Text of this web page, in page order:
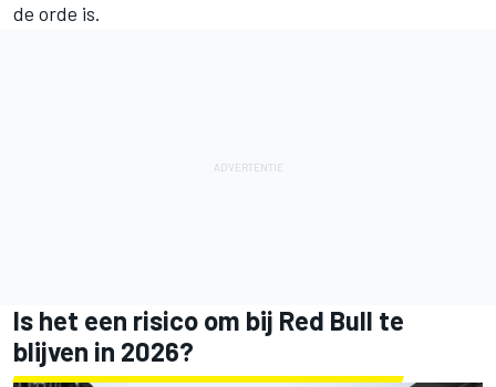
de orde is.
Is het een risico om bij Red Bull te
blijven in 2026?